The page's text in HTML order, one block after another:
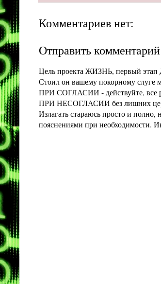
Комментариев нет:
Отправить комментарий
Цель проекта ЖИЗНЬ, первый этап
Стоил он вашему покорному слуге
ПРИ СОГЛАСИИ - действуйте, все
ПРИ НЕСОГЛАСИИ без лишних
Излагать стараюсь просто и
пояснениями при необходимости.